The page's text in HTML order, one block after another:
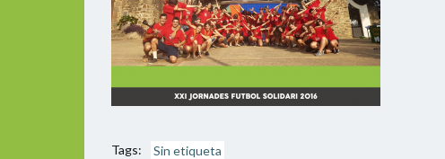
Tags: Sin etiqueta